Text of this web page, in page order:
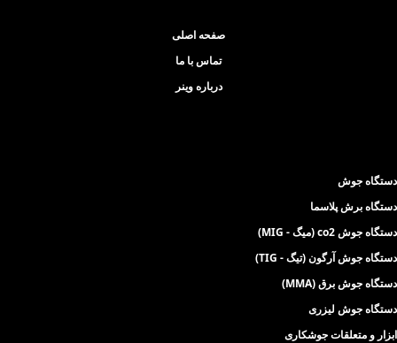
صفحه اصلی
تماس با ما
درباره وینر
دستگاه جوش
دستگاه برش پلاسما
دستگاه جوش co2 (میگ - MIG)
دستگاه جوش آرگون (تیگ - TIG)
دستگاه جوش برق (MMA)
دستگاه جوش لیزری
ابزار و متعلقات جوشکاری